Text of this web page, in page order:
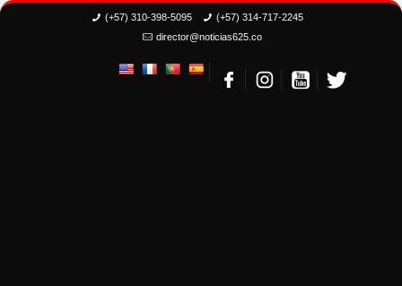
(+57) 310-398-5095
(+57) 314-717-2245
director@noticias625.co